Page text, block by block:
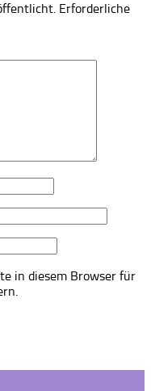
Erforderliche
in diesem Browser für